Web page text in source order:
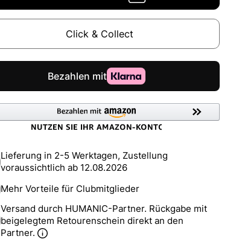
Click & Collect
Lieferung in 2-5 Werktagen, Zustellung
voraussichtlich ab 12.08.2026
Mehr Vorteile für Clubmitglieder
Versand durch HUMANIC-Partner. Rückgabe mit
beigelegtem Retourenschein direkt an den
Partner.